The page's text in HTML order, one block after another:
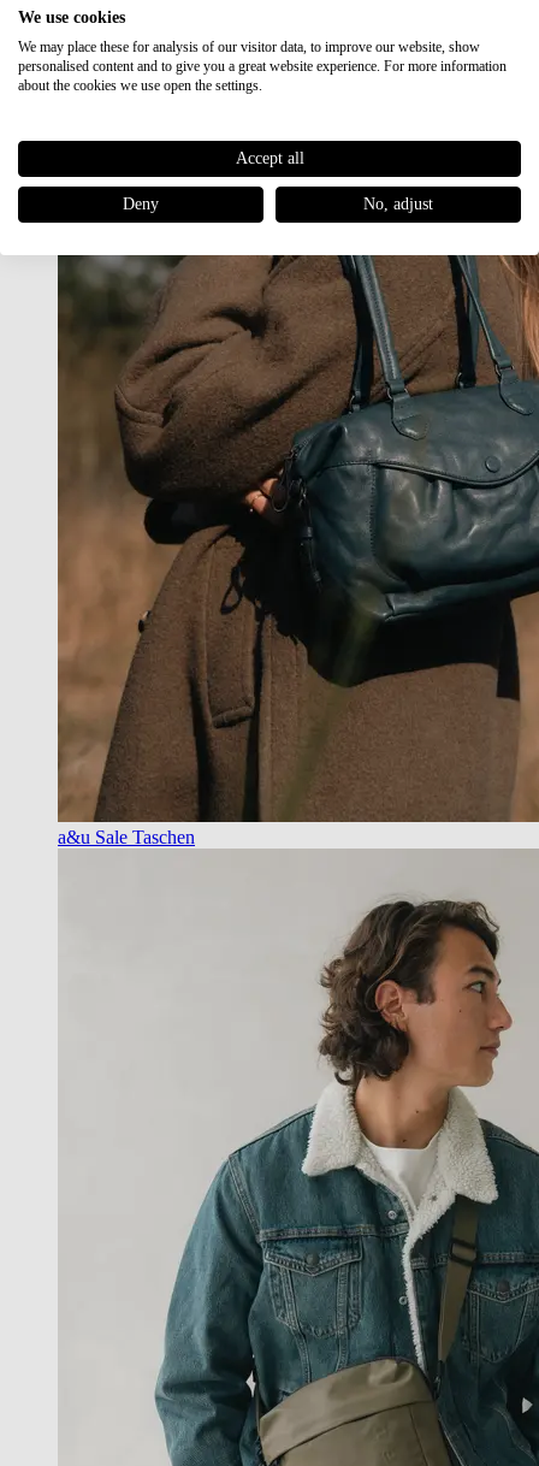
a&u Sale Taschen
We use cookies
We may place these for analysis of our visitor data, to improve our website, show
personalised content and to give you a great website experience. For more information
about the cookies we use open the settings.
Accept all
Deny No, adjust